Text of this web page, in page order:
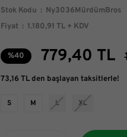
Stok Kodu
Ny3036MürdümBros
Fiyat
1.180,91 TL + KDV
%40 779,40 TL
73,16 TL den başlayan taksitlerle!
S M L XL